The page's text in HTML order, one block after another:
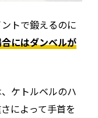
トで鍛えるのに
にはダンベルが
ケトルベルのハ
によって手首を